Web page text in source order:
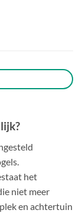
het
niet meer
en achtertuin